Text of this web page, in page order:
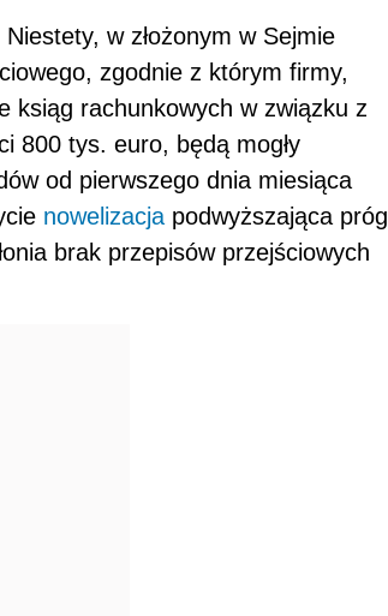
w złożonym w Sejmie
zgodnie z którym firmy,
ksiąg rachunkowych w związku z
800 tys. euro, będą mogły
od pierwszego dnia miesiąca
nowelizacja podwyższająca próg
brak przepisów przejściowych